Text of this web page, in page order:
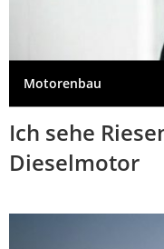
Motorenbau
Ich sehe
Dieselmotor